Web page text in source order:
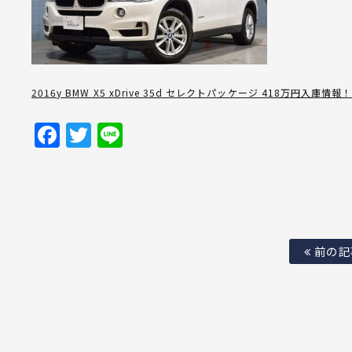
2016y BMW X5 xDrive 35d セレクトパッケージ 418万円入庫情報！
Facebook
Twitter
前の